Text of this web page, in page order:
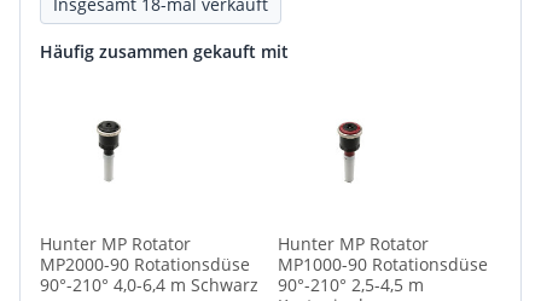
Häufig zusammen gekauft mit
Hunter MP Rotator
MP2000-90 Rotationsdüse
90°-210° 4,0-6,4 m Schwarz
Hunter MP Rotator
MP1000-90 Rotationsdüse
90°-210° 2,5-4,5 m